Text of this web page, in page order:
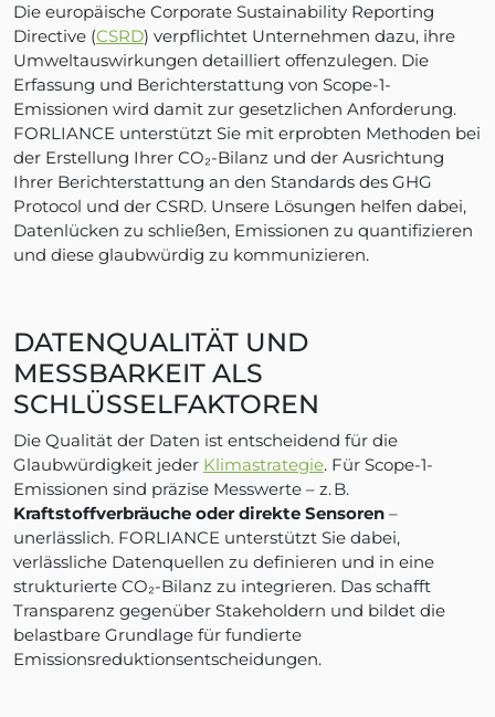
Die europäische Corporate Sustainability Reporting
Directive (CSRD) verpflichtet Unternehmen dazu, ihre
Umweltauswirkungen detailliert offenzulegen. Die
Erfassung und Berichterstattung von Scope-1-
Emissionen wird damit zur gesetzlichen Anforderung.
FORLIANCE unterstützt Sie mit erprobten Methoden bei
der Erstellung Ihrer CO₂-Bilanz und der Ausrichtung
Ihrer Berichterstattung an den Standards des GHG
Protocol und der CSRD. Unsere Lösungen helfen dabei,
Datenlücken zu schließen, Emissionen zu quantifizieren
und diese glaubwürdig zu kommunizieren.
DATENQUALITÄT UND
MESSBARKEIT ALS
SCHLÜSSELFAKTOREN
Die Qualität der Daten ist entscheidend für die
Glaubwürdigkeit jeder Klimastrategie. Für Scope-1-
Emissionen sind präzise Messwerte – z. B.
Kraftstoffverbräuche oder direkte Sensoren –
unerlässlich. FORLIANCE unterstützt Sie dabei,
verlässliche Datenquellen zu definieren und in eine
strukturierte CO₂-Bilanz zu integrieren. Das schafft
Transparenz gegenüber Stakeholdern und bildet die
belastbare Grundlage für fundierte
Emissionsreduktionsentscheidungen.